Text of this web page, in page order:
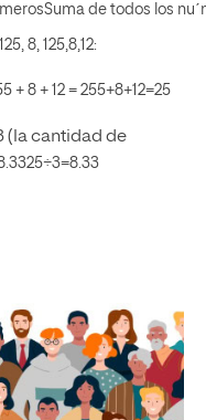
merosSuma de todos los nuˊ
8, 125 8 12:
+ 8 + 12 = 255+8+12=25
(la cantidad de
25÷3=8.33